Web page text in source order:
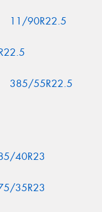
11/90R22.5
385/55R22.5
40R23
35R23